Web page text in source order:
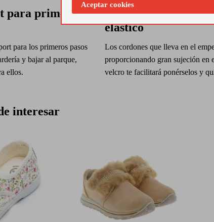
para primeros
para los primeros pasos
y bajar al parque,
ellos.
Cierre de velcro y
elástico
Los cordones que lleva en el
proporcionando gran sujeción en
velcro te facilitará ponérselos y
interesar
Aceptar cookies